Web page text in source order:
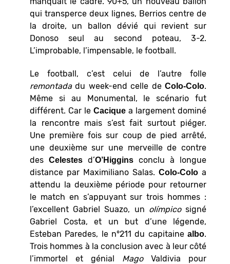
qui transperce deux lignes, Berrios centre de
la droite, un ballon dévié qui revient sur
Donoso seul au second poteau, 3-2.
L’improbable, l’impensable, le football.
Le football, c’est celui de l’autre folle
remontadadu week-end celle de Colo-Colo.
Même si au Monumental, le scénario fut
différent. Car le Cacique a largement dominé
la rencontre mais s’est fait surtout piéger.
Une première fois sur coup de pied arrêté,
une deuxième sur une merveille de contre
des Celestes d’O’Higgins conclu à longue
distance par Maximiliano Salas. Colo-Colo a
attendu la deuxième période pour retourner
le match en s’appuyant sur trois hommes :
l’excellent Gabriel Suazo, un olímpicosigné
Gabriel Costa, et un but d’une légende,
Esteban Paredes, le n°211 du capitaine albo.
Trois hommes à la conclusion avec à leur côté
l’immortel et génial MagoValdivia pour